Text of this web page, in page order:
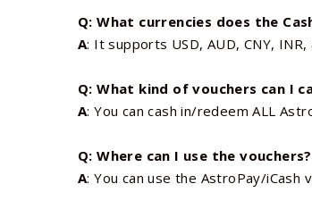
Q: What currencies does the
A: It supports USD, AUD, CNY, INR,
Q: What kind of vouchers can I
A: You can cash in/redeem ALL
Q: Where can I use the vouchers?
A: You can use the AstroPay/